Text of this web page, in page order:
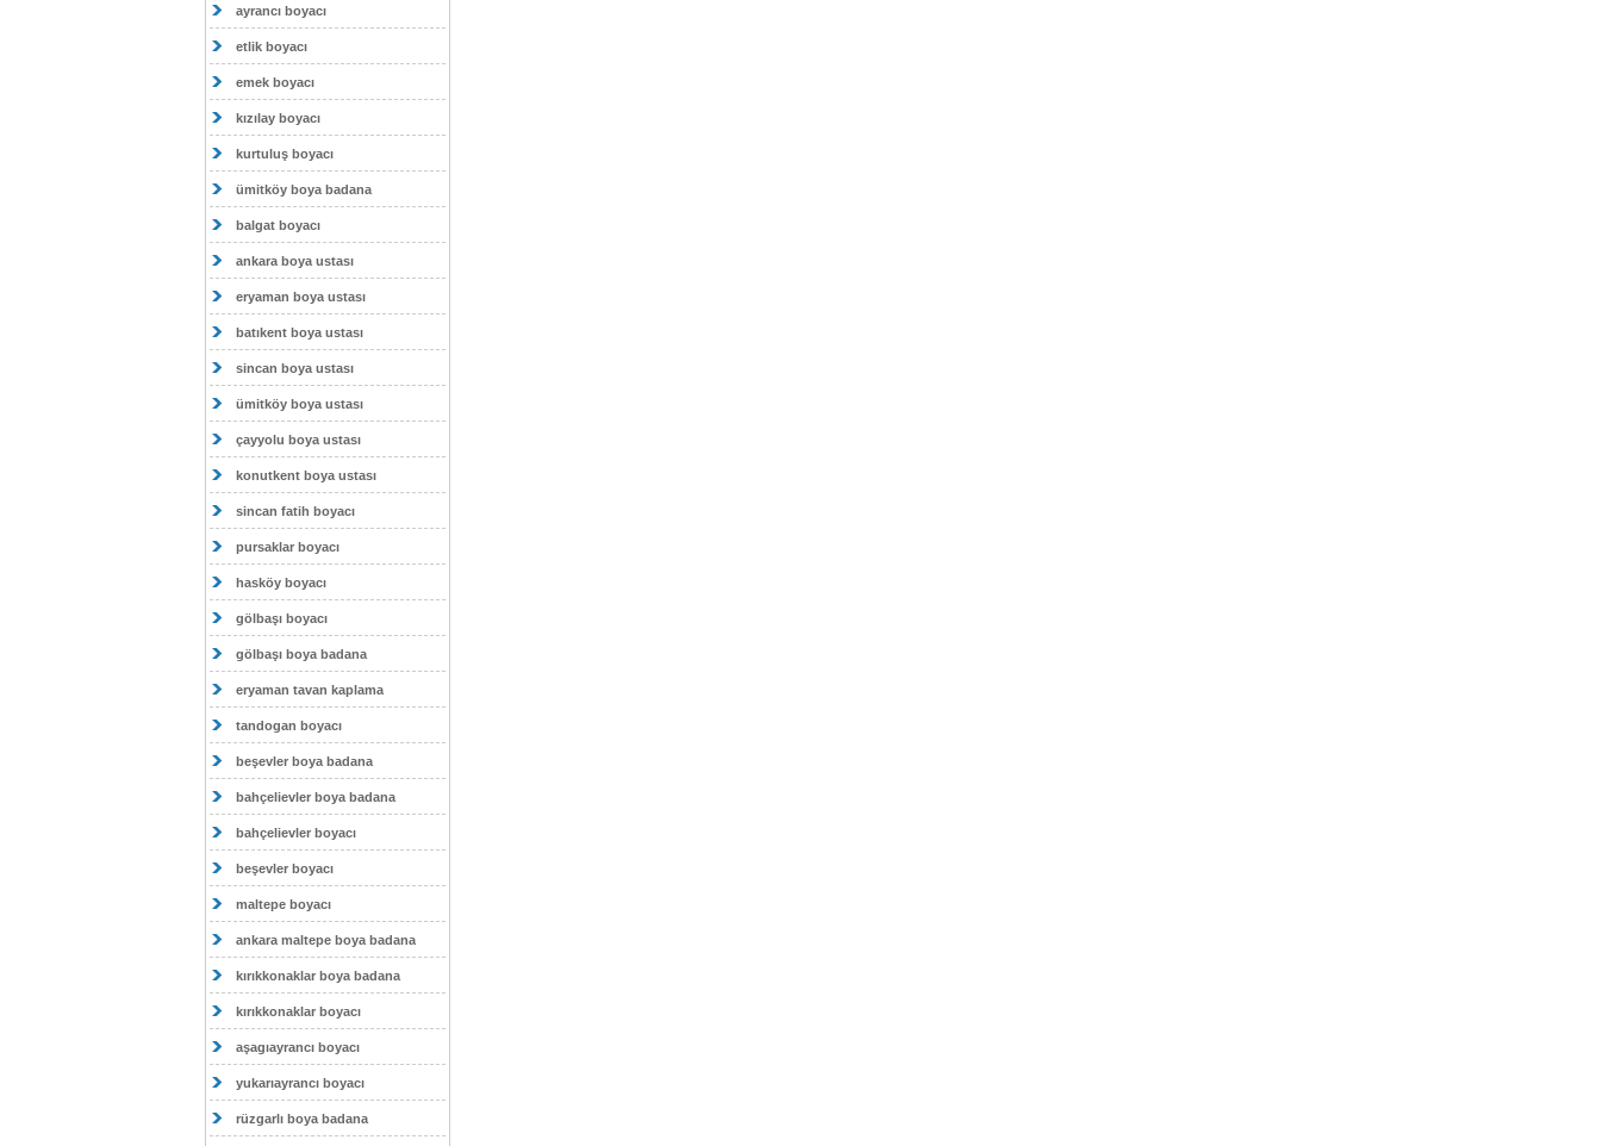
ayrancı boyacı
etlik boyacı
emek boyacı
kızılay boyacı
kurtuluş boyacı
ümitköy boya badana
balgat boyacı
ankara boya ustası
eryaman boya ustası
batıkent boya ustası
sincan boya ustası
ümitköy boya ustası
çayyolu boya ustası
konutkent boya ustası
sincan fatih boyacı
pursaklar boyacı
hasköy boyacı
gölbaşı boyacı
gölbaşı boya badana
eryaman tavan kaplama
tandogan boyacı
beşevler boya badana
bahçelievler boya badana
bahçelievler boyacı
beşevler boyacı
maltepe boyacı
ankara maltepe boya badana
kırıkkonaklar boya badana
kırıkkonaklar boyacı
aşagıayrancı boyacı
yukarıayrancı boyacı
rüzgarlı boya badana